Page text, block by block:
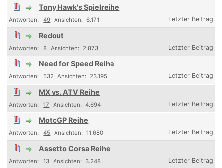
Tony Hawk's Spielreihe
49 6.171
Redout
8 2.873
Need for Speed Reihe
532 23.195
MX vs. ATV Reihe
17 4.694
MotoGP Reihe
45 11.680
Assetto Corsa Reihe
13 3.248